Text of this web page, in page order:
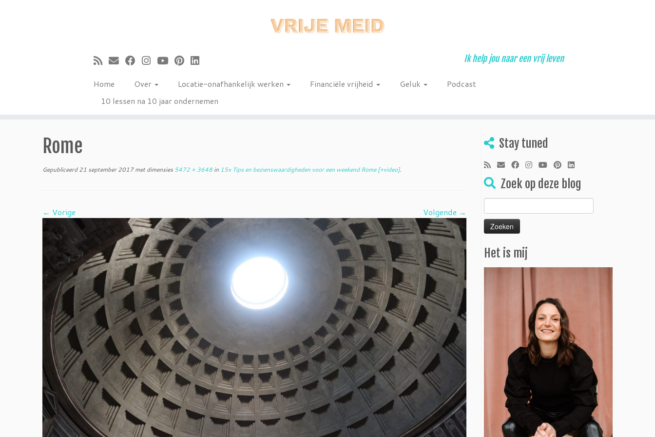
Ik help jou naar een vrij leven
Home Over Locatie-onafhankelijk werken Financiële vrijheid Geluk
Podcast
10 lessen na 10 jaar ondernemen
Rome
Gepubliceerd 21 september 2017met dimensies 5472 × 3648 in 15x Tips en bezienswaardigheden voor een weekend Rome [+video].
← Vorige Volgende →
Stay tuned
Zoek op deze blog
Zoeken
naar:
Het is mij